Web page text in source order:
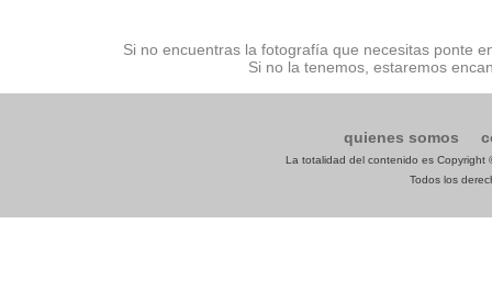
Si no encuentras la fotografía que necesitas ponte
Si no la tenemos, estaremos
quienes somos
La totalidad del contenido es
Todos los